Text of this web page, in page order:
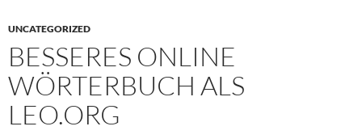
UNCATEGORIZED
BESSERES ONLINE
WÖRTERBUCH ALS
LEO.ORG